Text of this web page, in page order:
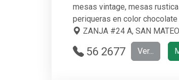
mesas vintage, mesas
periqueras en color
ZANJA #24 A, SAN
56 2677
Ver...